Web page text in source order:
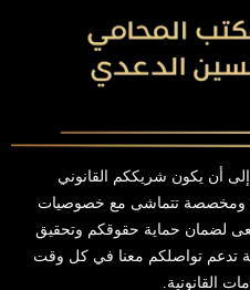
إلى أن يكون شريككم القانوني
ومخصصة تتماشى مع خصوصيات
لضمان حماية حقوقكم وتحقيق
تدعم تواصلكم معنا في كل وقت
القانونية.